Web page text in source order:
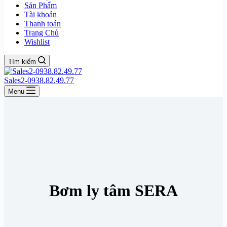
Sản Phẩm
Tài khoản
Thanh toán
Trang Chủ
Wishlist
Tìm kiếm
Sales2-0938.82.49.77
Menu
Bơm ly tâm SERA